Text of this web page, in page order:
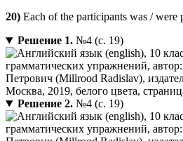
20) Each of the participants was / were
Решение 1.№4 (с. 19)
Решение 2.№4 (с. 19)